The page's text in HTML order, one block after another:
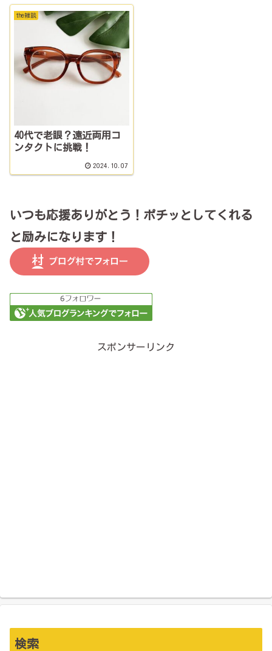
the雑談
40代で老眼？遠近両用コ
ンタクトに挑戦！
2024.10.07
いつも応援ありがとう！ポチッとしてくれる
と励みになります！
スポンサーリンク
検索